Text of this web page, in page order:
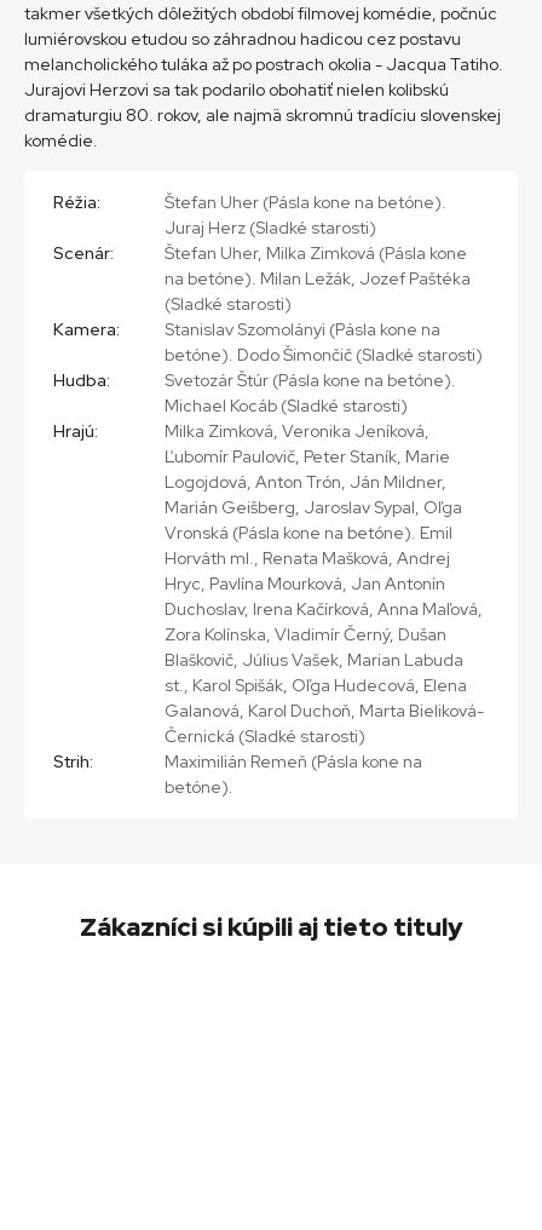
takmer všetkých dôležitých období filmovej komédie, počnúc
lumiérovskou etudou so záhradnou hadicou cez postavu
melancholického tuláka až po postrach okolia - Jacqua Tatiho.
Jurajovi Herzovi sa tak podarilo obohatiť nielen kolibskú
dramaturgiu 80. rokov, ale najmä skromnú tradíciu slovenskej
komédie.
Réžia:
Štefan Uher (Pásla kone na betóne).
Juraj Herz (Sladké starosti)
Scenár:
Štefan Uher, Milka Zimková (Pásla kone
na betóne). Milan Ležák, Jozef Paštéka
(Sladké starosti)
Kamera:
Stanislav Szomolányi (Pásla kone na
betóne). Dodo Šimončič (Sladké starosti)
Hudba:
Svetozár Štúr (Pásla kone na betóne).
Michael Kocáb (Sladké starosti)
Hrajú:
Milka Zimková, Veronika Jeníková,
Ľubomír Paulovič, Peter Staník, Marie
Logojdová, Anton Trón, Ján Mildner,
Marián Geišberg, Jaroslav Sypal, Oľga
Vronská (Pásla kone na betóne). Emil
Horváth ml., Renata Mašková, Andrej
Hryc, Pavlína Mourková, Jan Antonín
Duchoslav, Irena Kačírková, Anna Maľová,
Zora Kolínska, Vladimír Černý, Dušan
Blaškovič, Július Vašek, Marian Labuda
st., Karol Spišák, Oľga Hudecová, Elena
Galanová, Karol Duchoň, Marta Bieliková-
Černická (Sladké starosti)
Strih:
Maximilián Remeň (Pásla kone na
betóne).
Zákazníci si kúpili aj tieto tituly